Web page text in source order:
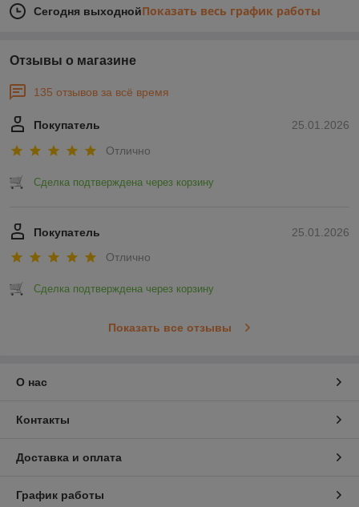
Сегодня выходнойПоказать весь график работы
Отзывы о магазине
135 отзывов за всё время
25.01.2026
Покупатель
Отлично
Сделка подтверждена через корзину
25.01.2026
Покупатель
Отлично
Сделка подтверждена через корзину
Показать все отзывы
О нас
Контакты
Доставка и оплата
График работы